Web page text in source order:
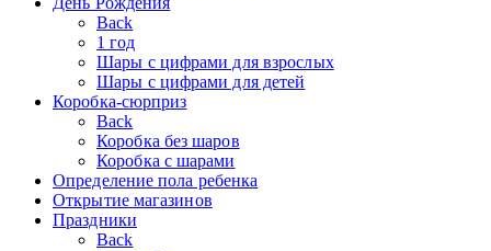
Back
1 год
Шары с цифрами для взрослых
Шары с цифрами для детей
Коробка-сюрприз
Back
Коробка без шаров
Коробка с шарами
Определение пола ребенка
Открытие магазинов
Праздники
Back